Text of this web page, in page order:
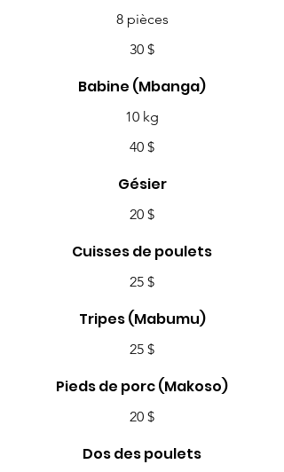
8 pièces
30 $
Babine (Mbanga)
10 kg
40 $
Gésier
20 $
Cuisses de poulets
25 $
Tripes (Mabumu)
25 $
Pieds de porc (Makoso)
20 $
Dos des poulets